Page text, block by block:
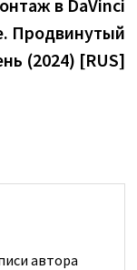
в DaVinci
Продвинутый
(2024) [RUS]
автора